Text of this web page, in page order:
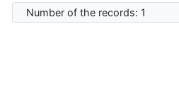
Number of the records: 1